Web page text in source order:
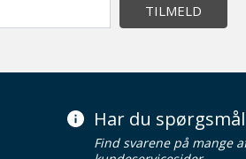
TILMELD
Har du
Find svarene på mange